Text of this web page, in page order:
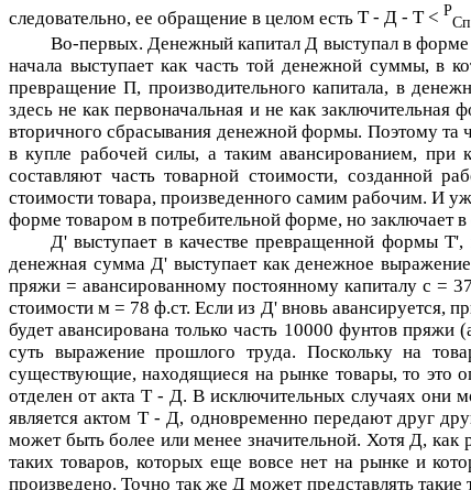
следовательно, ее обращение в целом есть Т - Д - Т < Р
Сп
Во-первых. Денежный капиталД выступал в
начала выступает как часть той денежной суммы, в
превращениеП, производительного капитала, в
здесь не как первоначальная и не как
вторичного сбрасывания денежной формы. Поэтому та
в купле рабочей силы, а таким авансированием,
составляют часть товарной стоимости, созданной
стоимости товара, произведенного самим рабочим. И
форме товаром в потребительной форме, но заключает
Д'выступает в качестве превращенной формыТ',
денежная суммаД' выступает как денежное
пряжи = авансированному постоянному капиталу c =
стоимостим = 78 ф.ст. Если из Д'вновь авансируется,
будет авансирована только часть 10000 фунтов
суть выражение прошлого труда. Поскольку на
существующие, находящиеся на рынке товары, то это
отделен от акта Т - Д. В исключительных случаях они
является актом Т - Д, одновременно передают друг
может быть более или менее значительной. ХотяД, как
таких товаров, которых еще вовсе нет на рынке и
произведено. Точно так жеД может представлять